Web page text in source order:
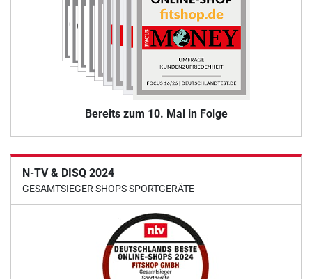
Bereits zum 10. Mal in Folge
N-TV & DISQ 2024
GESAMTSIEGER SHOPS SPORTGERÄTE